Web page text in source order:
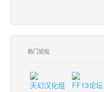
旧版临时
热门论坛
天幻汉化组 FF13论坛